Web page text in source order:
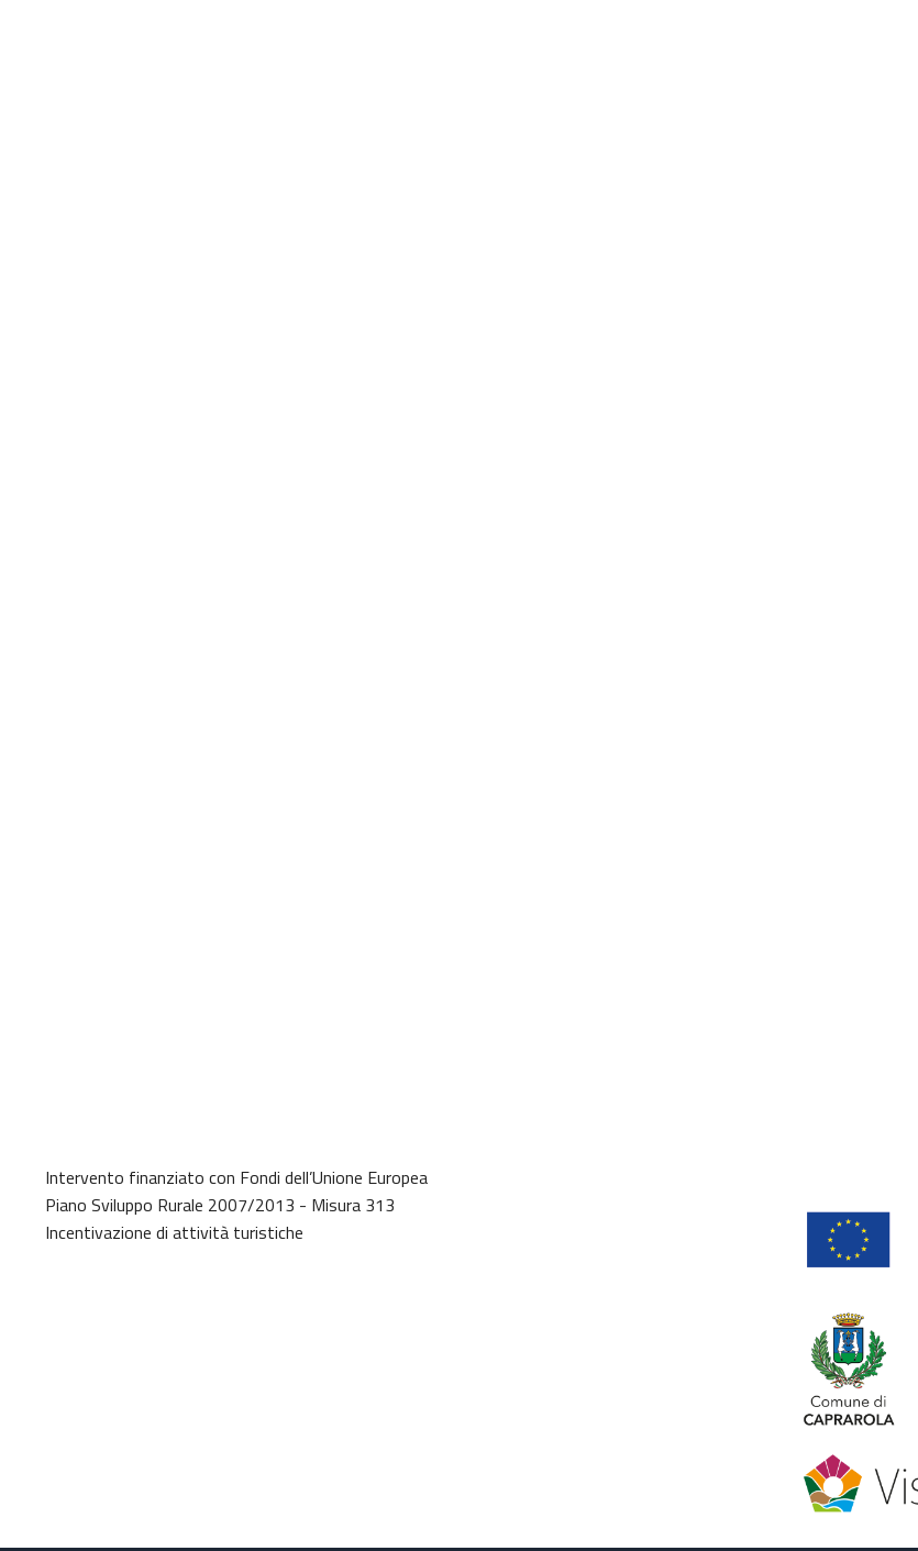
Intervento finanziato con Fondi dell’Unione Europea
Piano Sviluppo Rurale 2007/2013 - Misura 313
Incentivazione di attività turistiche